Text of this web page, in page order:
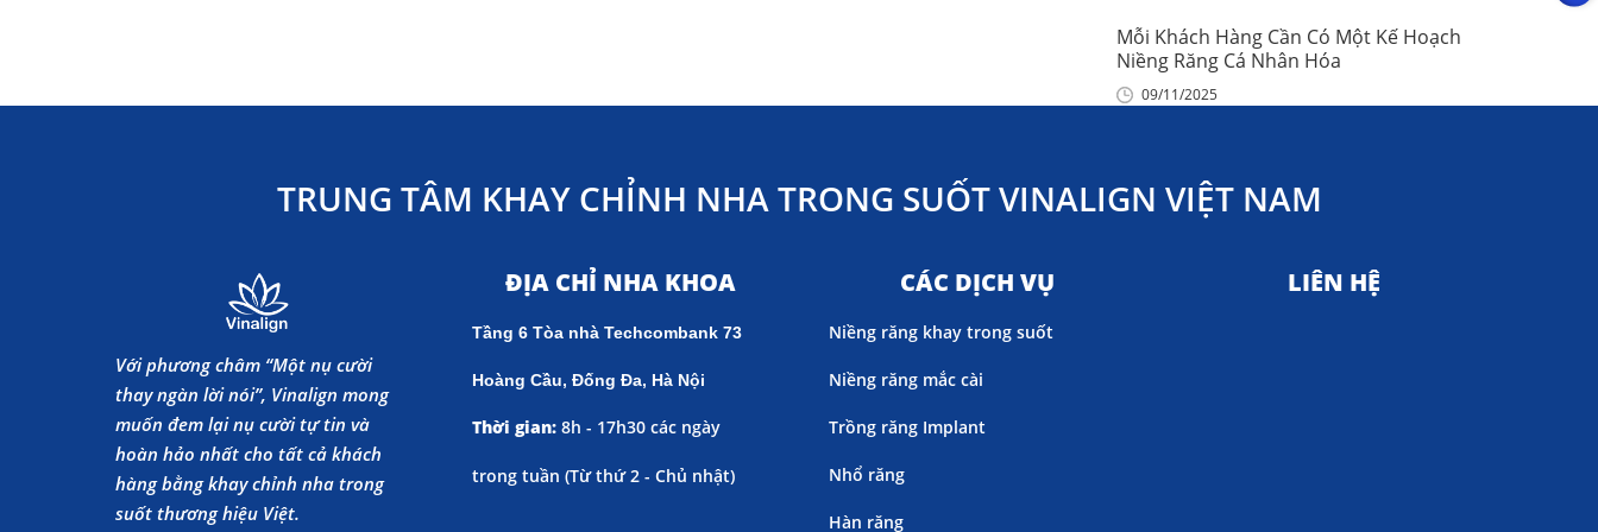
Mỗi Khách Hàng Cần Có Một Kế Hoạch
Niềng Răng Cá Nhân Hóa
09/11/2025
TRUNG TÂM KHAY CHỈNH NHA TRONG SUỐT VINALIGN VIỆT NAM
Với phương châm “Một nụ cười
thay ngàn lời nói”, Vinalign mong
muốn đem lại nụ cười tự tin và
hoàn hảo nhất cho tất cả khách
hàng bằng khay chỉnh nha trong
suốt thương hiệu Việt.
ĐỊA CHỈ NHA KHOA
Tầng 6 Tòa nhà Techcombank 73
Hoàng Cầu, Đống Đa, Hà Nội
Thời gian: 8h - 17h30 các ngày
trong tuần (Từ thứ 2 - Chủ nhật)
CÁC DỊCH VỤ
Niềng răng khay trong suốt
Niềng răng mắc cài
Trồng răng Implant
Nhổ răng
Hàn răng
LIÊN HỆ